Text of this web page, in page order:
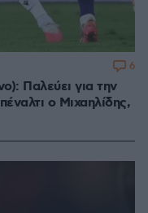
Παλεύει για την
ο Μιχαηλίδης,
6